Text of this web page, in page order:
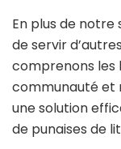
En plus de notre
de servir
comprenons les
communauté et
une solution
de punaises de